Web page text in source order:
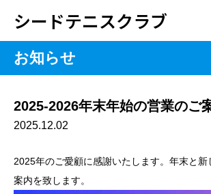
シードテニスクラブ
お知らせ
2025-2026年末年始の営業のご
2025.12.02
2025年のご愛顧に感謝いたします。年末と
案内を致します。